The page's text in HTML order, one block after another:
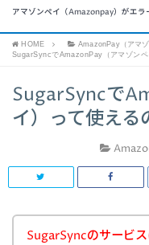
アマゾンペイ（Amazonpay）がエラ
HOME
AmazonPay（アマゾ
SugarSyncでAmazonPay（アマゾンペ
SugarSyncで
イ）って使える
SugarSyncのサービ